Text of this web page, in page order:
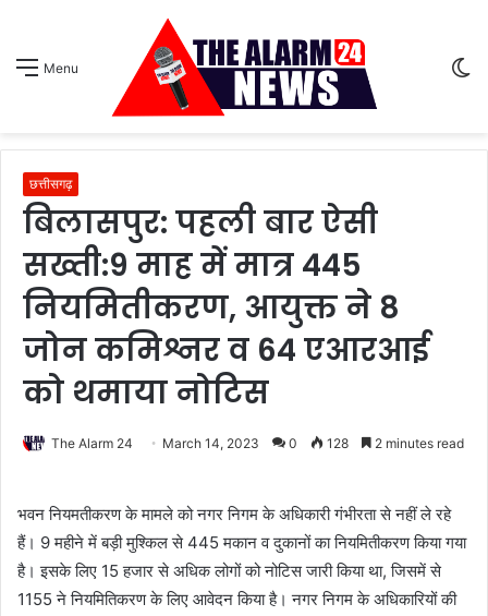
Menu
छत्तीसगढ़
बिलासपुर: पहली बार ऐसी
सख्ती:9 माह में मात्र 445
नियमितीकरण, आयुक्त ने 8
जोन कमिश्नर व 64 एआरआई
को थमाया नोटिस
The Alarm 24 March 14, 2023 0 128 2 minutes read
भवन नियमतीकरण के मामले को नगर निगम के अधिकारी गंभीरता से नहीं ले रहे
हैं। 9 महीने में बड़ी मुश्किल से 445 मकान व दुकानों का नियमितीकरण किया गया
है। इसके लिए 15 हजार से अधिक लोगों को नोटिस जारी किया था, जिसमें से
1155 ने नियमितिकरण के लिए आवेदन किया है। नगर निगम के अधिकारियों की